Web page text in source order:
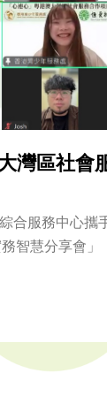
灣區社會
合服務中心攜
智慧分享會」